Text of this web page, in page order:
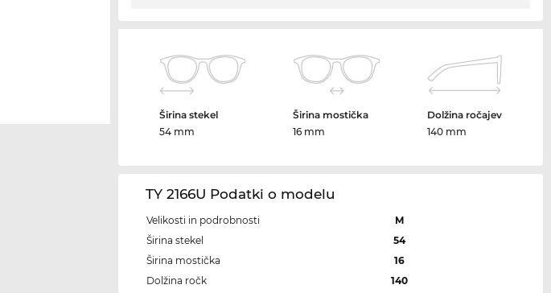
Širina stekel
54 mm
Širina mostička
16 mm
Dolžina ročajev
140 mm
TY 2166U Podatki o modelu
Velikosti in podrobnosti
M
Širina stekel
54
Širina mostička
16
Dolžina ročk
140